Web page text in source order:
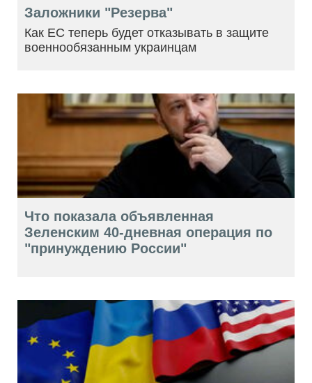
Заложники "Резерва"
Как ЕС теперь будет отказывать в защите
военнообязанным украинцам
Что показала объявленная
Зеленским 40-дневная операция по
"принуждению России"